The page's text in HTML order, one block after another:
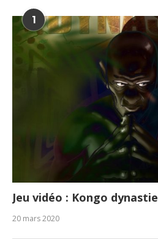
1
Jeu vidéo : Kongo dynastie
20 mars 2020